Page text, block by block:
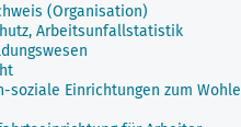
(Organisation)
Arbeitsunfallstatistik
soziale Einrichtungen zum Wohle